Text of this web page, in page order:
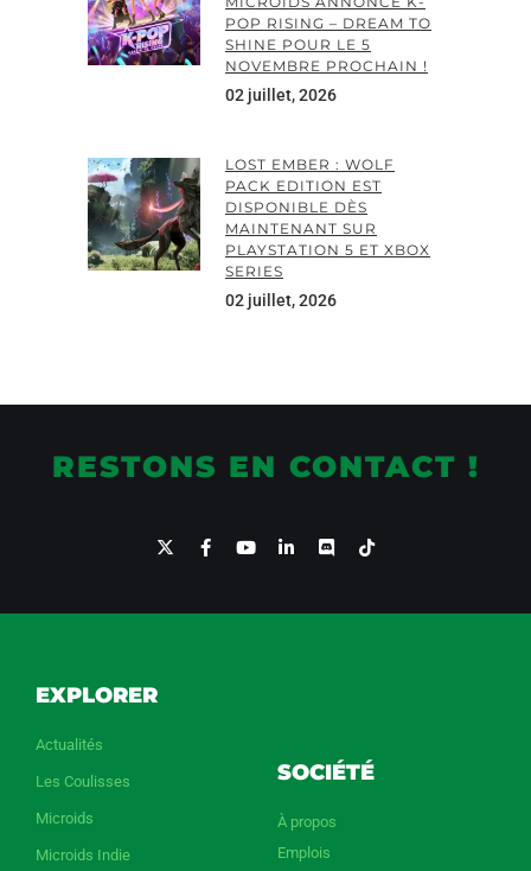
POP RISING – DREAM TO
SHINE POUR LE 5
NOVEMBRE PROCHAIN !
02 juillet, 2026
LOST EMBER : WOLF
PACK EDITION EST
DISPONIBLE DÈS
MAINTENANT SUR
PLAYSTATION 5 ET XBOX
SERIES
02 juillet, 2026
RESTONS EN CONTACT !
EXPLORER
Actualités
Les Coulisses
Microids
Microids Indie
SOCIÉTÉ
À propos
Emplois